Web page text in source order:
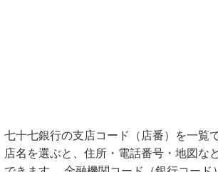
七十七銀行の支店コード（店番）を一覧
店名を選ぶと、住所・電話番号・地図な